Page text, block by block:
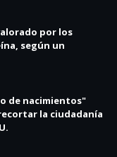
por los
según un
de nacimientos"
la ciudadanía